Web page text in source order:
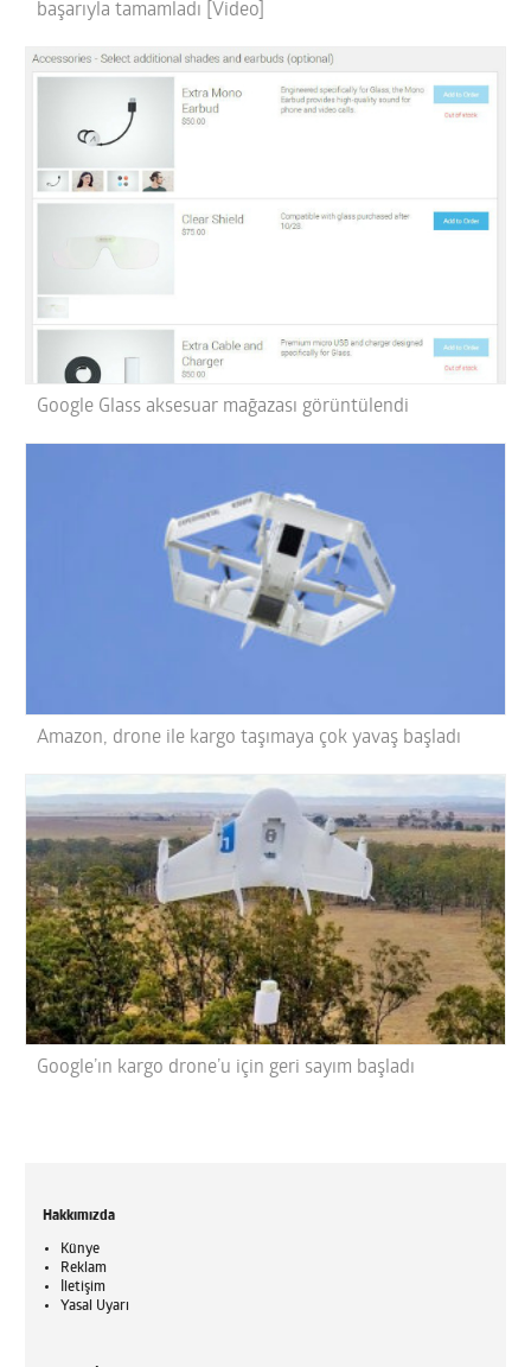
başarıyla tamamladı [Video]
Google Glass aksesuar mağazası görüntülendi
Amazon, drone ile kargo taşımaya çok yavaş başladı
Google’ın kargo drone’u için geri sayım başladı
Hakkımızda
Künye
Reklam
İletişim
Yasal Uyarı